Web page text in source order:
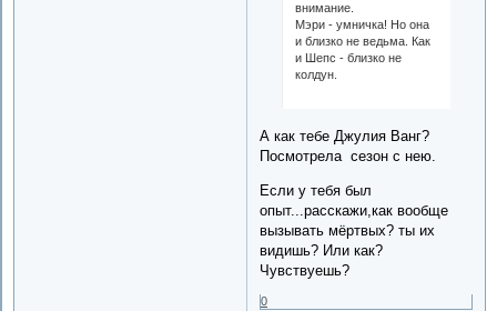
внимание.
Мэри - умничка! Но она
и близко не ведьма. Как
и Шепс - близко не
колдун.
А как тебе Джулия Ванг?
Посмотрела сезон с нею.
Если у тебя был
опыт...расскажи,как вообще
вызывать мёртвых? ты их
видишь? Или как?
Чувствуешь?
0